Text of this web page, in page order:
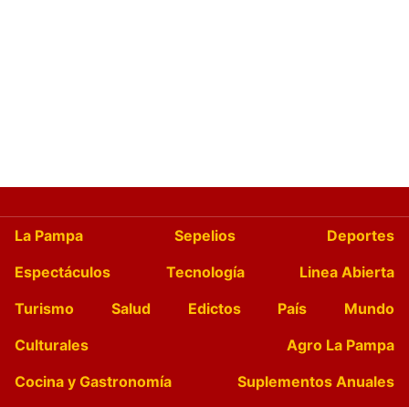
La Pampa Sepelios
Deportes
Espectáculos
Tecnología
Linea Abierta
Turismo
Salud Edictos País
Mundo
Culturales
Agro La Pampa
Cocina y Gastronomía
Suplementos Anuales